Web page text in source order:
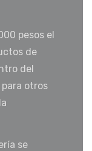
pesos el
de
del
otros
se